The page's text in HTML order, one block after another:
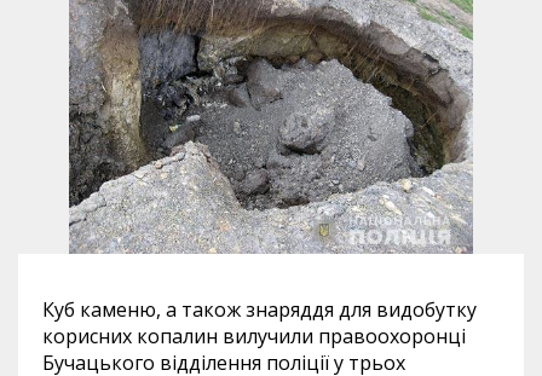
Куб каменю, а також знаряддя для видобутку
корисних копалин вилучили правоохоронці
Бучацького відділення поліції у трьох